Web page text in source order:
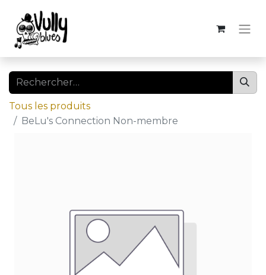
Tous les produits
BeLu's Connection Non-membre